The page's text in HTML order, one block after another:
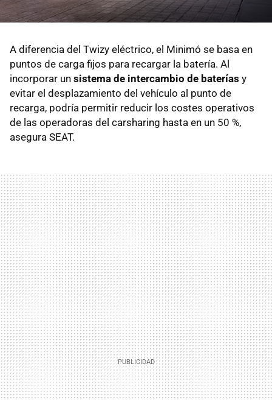
A diferencia del Twizy eléctrico, el Minimó se basa en
puntos de carga fijos para recargar la batería. Al
incorporar un sistema de intercambio de baterías y
evitar el desplazamiento del vehículo al punto de
recarga, podría permitir reducir los costes operativos
de las operadoras del carsharing hasta en un 50 %,
asegura SEAT.